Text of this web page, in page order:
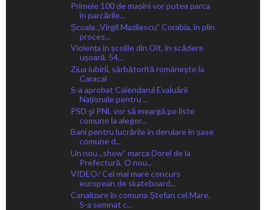
Primele 100 de mașini vor putea parca
în parcările...
Școala ,,Virgil Mazilescuˮ Corabia, în plin
proces...
Violența în școlile din Olt, în scădere
ușoară. 54...
Ziua iubirii, sărbătorită românește la
Caracal
S-a aprobat Calendarul Evaluării
Naționale pentru ...
PSD şi PNL vor să meargă pe liste
comune la aleger...
Bani pentru lucrările în derulare în șase
comune d...
Un nou ,,show” marca Dorel de la
Prefectură. O nou...
VIDEO/ Cel mai mare concurs
european de skateboard...
Canalizare în comuna Ștefan cel Mare.
S-a semnat c...